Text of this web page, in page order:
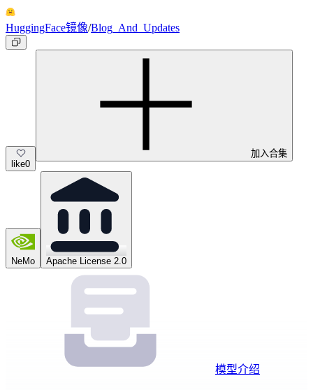
HuggingFace镜像/Blog_And_Updates
like0
加入合集
NeMo Apache License 2.0
模型介绍